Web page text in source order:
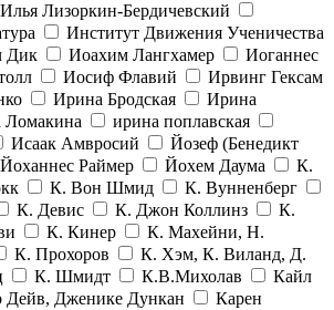
Илья Лизоркин-Бердичевский
Институт Движения Ученичества
Дик
Иоахим Лангхамер
Иоганнес
Иосиф Флавий
Ирвинг Гексам
Ирина Бродская
Ирина
Ломакина
ирина поплавская
Исаак Амвросий
Йозеф (Бенедикт
Йоханнес Раймер Йохем Даума
К.
К. Вон Шмид
К. Вунненберг
К. Девис К. Джон Коллинз
К.
К. Кинер
К. Махейни, Н.
К. Прохоров
К. Хэм, К. Виланд, Д.
К. Шмидт К.В.Михолав
Кайл
Дейв, Дженике Дункан
Карен